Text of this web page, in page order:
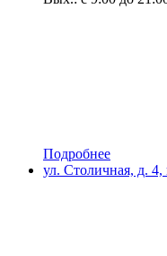
Подробнее
ул. Столичная, д. 4,